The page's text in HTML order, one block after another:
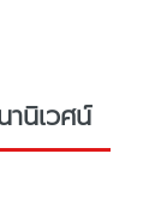
านิเวศน์